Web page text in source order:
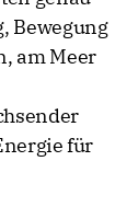
Bewegung
am Meer
für